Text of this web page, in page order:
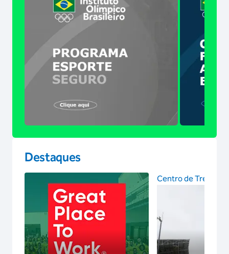
Destaques
Centro de